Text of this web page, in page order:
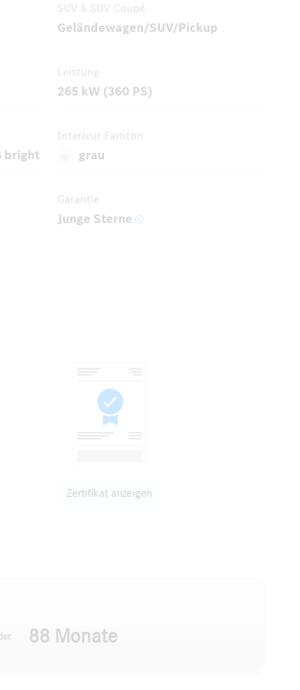
SUV & SUV Coupé
Geländewagen/SUV/Pickup
Leistung
265 kW (360 PS)
bright
Interieur Farbton
grau
Garantie
Junge Sterne
Zertifikat anzeigen
88 Monate